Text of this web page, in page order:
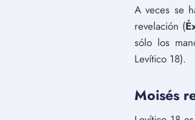
A veces se
revelación (
sólo los
Levítico 18).
Moisés